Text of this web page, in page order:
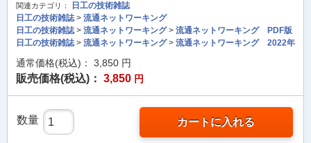
関連カテゴリ：
日工の技術雑誌
日工の技術雑誌> 流通ネットワーキング
日工の技術雑誌> 流通ネットワーキング> 流通ネットワーキング PDF版
日工の技術雑誌> 流通ネットワーキング> 流通ネットワーキング 2022年
通常価格(税込)： 3,850 円
販売価格(税込)： 3,850 円
数量 カートに入れる